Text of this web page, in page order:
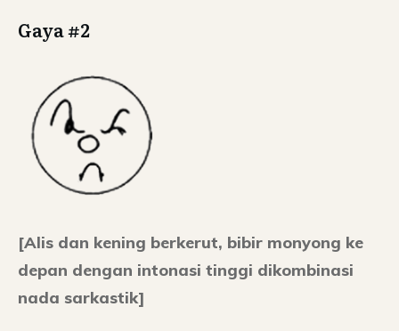
Gaya #2
[Alis dan kening berkerut, bibir monyong ke
depan dengan intonasi tinggi dikombinasi
nada sarkastik]